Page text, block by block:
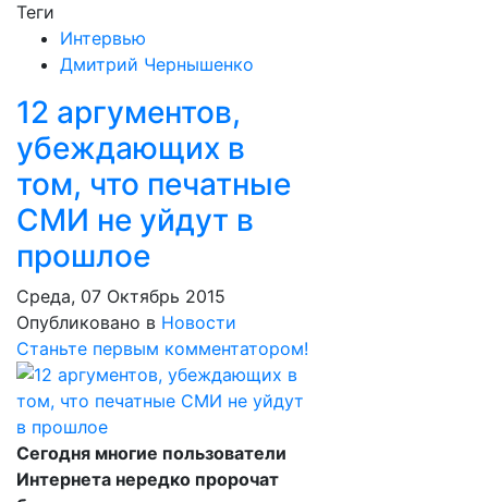
Теги
Интервью
Дмитрий Чернышенко
12 аргументов,
убеждающих в
том, что печатные
СМИ не уйдут в
прошлое
Среда, 07 Октябрь 2015
Опубликовано в Новости
Станьте первым комментатором!
Сегодня многие пользователи
Интернета нередко пророчат